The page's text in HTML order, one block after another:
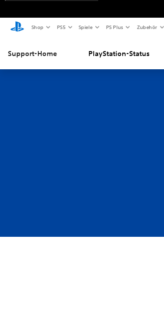
Shop PS5 Spiele PS Plus Zubehör
Support-Home PlayStation-Status